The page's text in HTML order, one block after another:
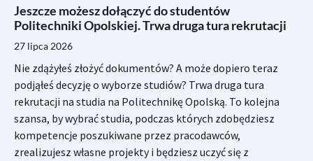
Jeszcze możesz dołączyć do studentów
Politechniki Opolskiej. Trwa druga tura rekrutacji
27 lipca 2026
Nie zdążyłeś złożyć dokumentów? A może dopiero teraz
podjąłeś decyzję o wyborze studiów? Trwa druga tura
rekrutacji na studia na Politechnikę Opolską. To kolejna
szansa, by wybrać studia, podczas których zdobędziesz
kompetencje poszukiwane przez pracodawców,
zrealizujesz własne projekty i będziesz uczyć się z